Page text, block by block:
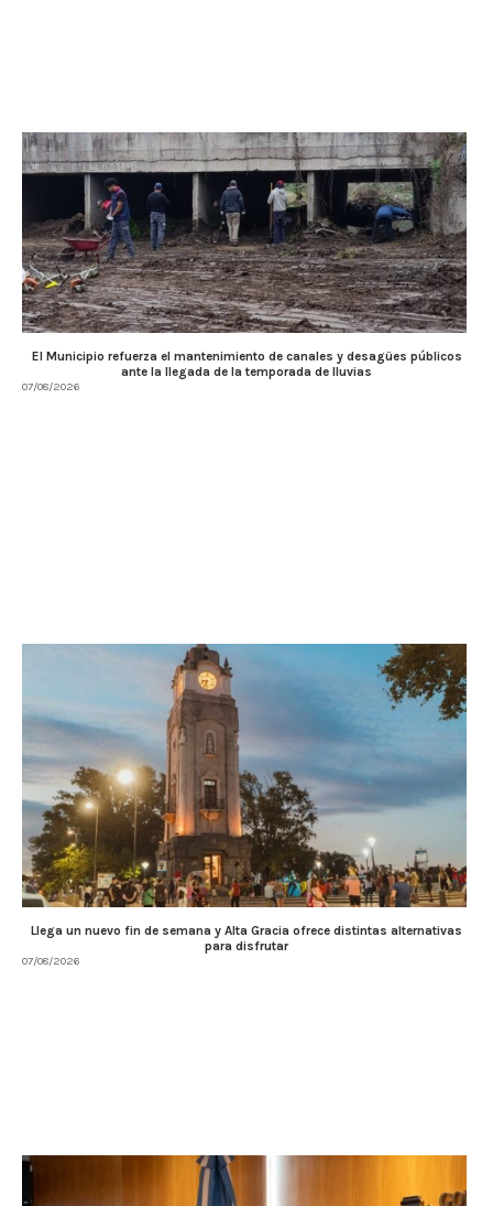
El Municipio refuerza el mantenimiento de canales y desagües públicos
ante la llegada de la temporada de lluvias
07/08/2026
Llega un nuevo fin de semana y Alta Gracia ofrece distintas alternativas
para disfrutar
07/08/2026